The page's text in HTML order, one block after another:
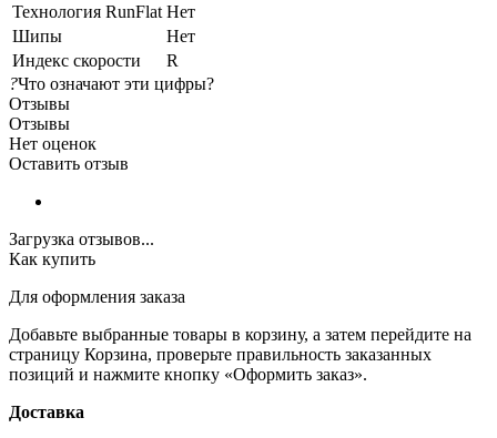
Технология RunFlat Нет
Шипы
Нет
Индекс скорости
R
?Что означают эти цифры?
Отзывы
Отзывы
Нет оценок
Оставить отзыв
Загрузка отзывов...
Как купить
Для оформления заказа
Добавьте выбранные товары в корзину, а затем перейдите на
страницу Корзина, проверьте правильность заказанных
позиций и нажмите кнопку «Оформить заказ».
Доставка